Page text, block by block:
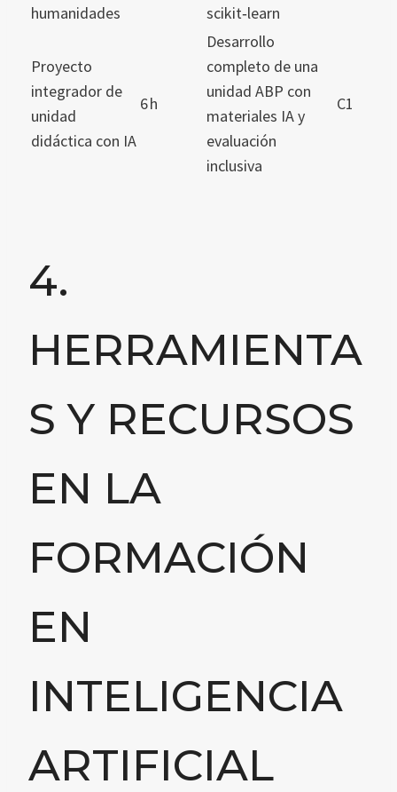
humanidades
scikit‑learn
Proyecto
integrador de
unidad
didáctica con IA
6 h
Desarrollo
completo de una
unidad ABP con
materiales IA y
evaluación
inclusiva
C1
4.
HERRAMIENTA
S Y RECURSOS
EN LA
FORMACIÓN
EN
INTELIGENCIA
ARTIFICIAL